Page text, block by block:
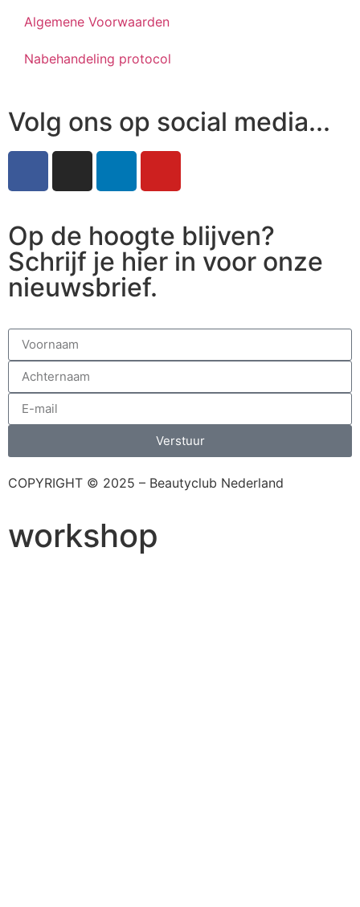
Algemene Voorwaarden
Nabehandeling protocol
Volg ons op social media...
Op de hoogte blijven?
Schrijf je hier in voor onze
nieuwsbrief.
Verstuur
COPYRIGHT © 2025 – Beautyclub Nederland
workshop